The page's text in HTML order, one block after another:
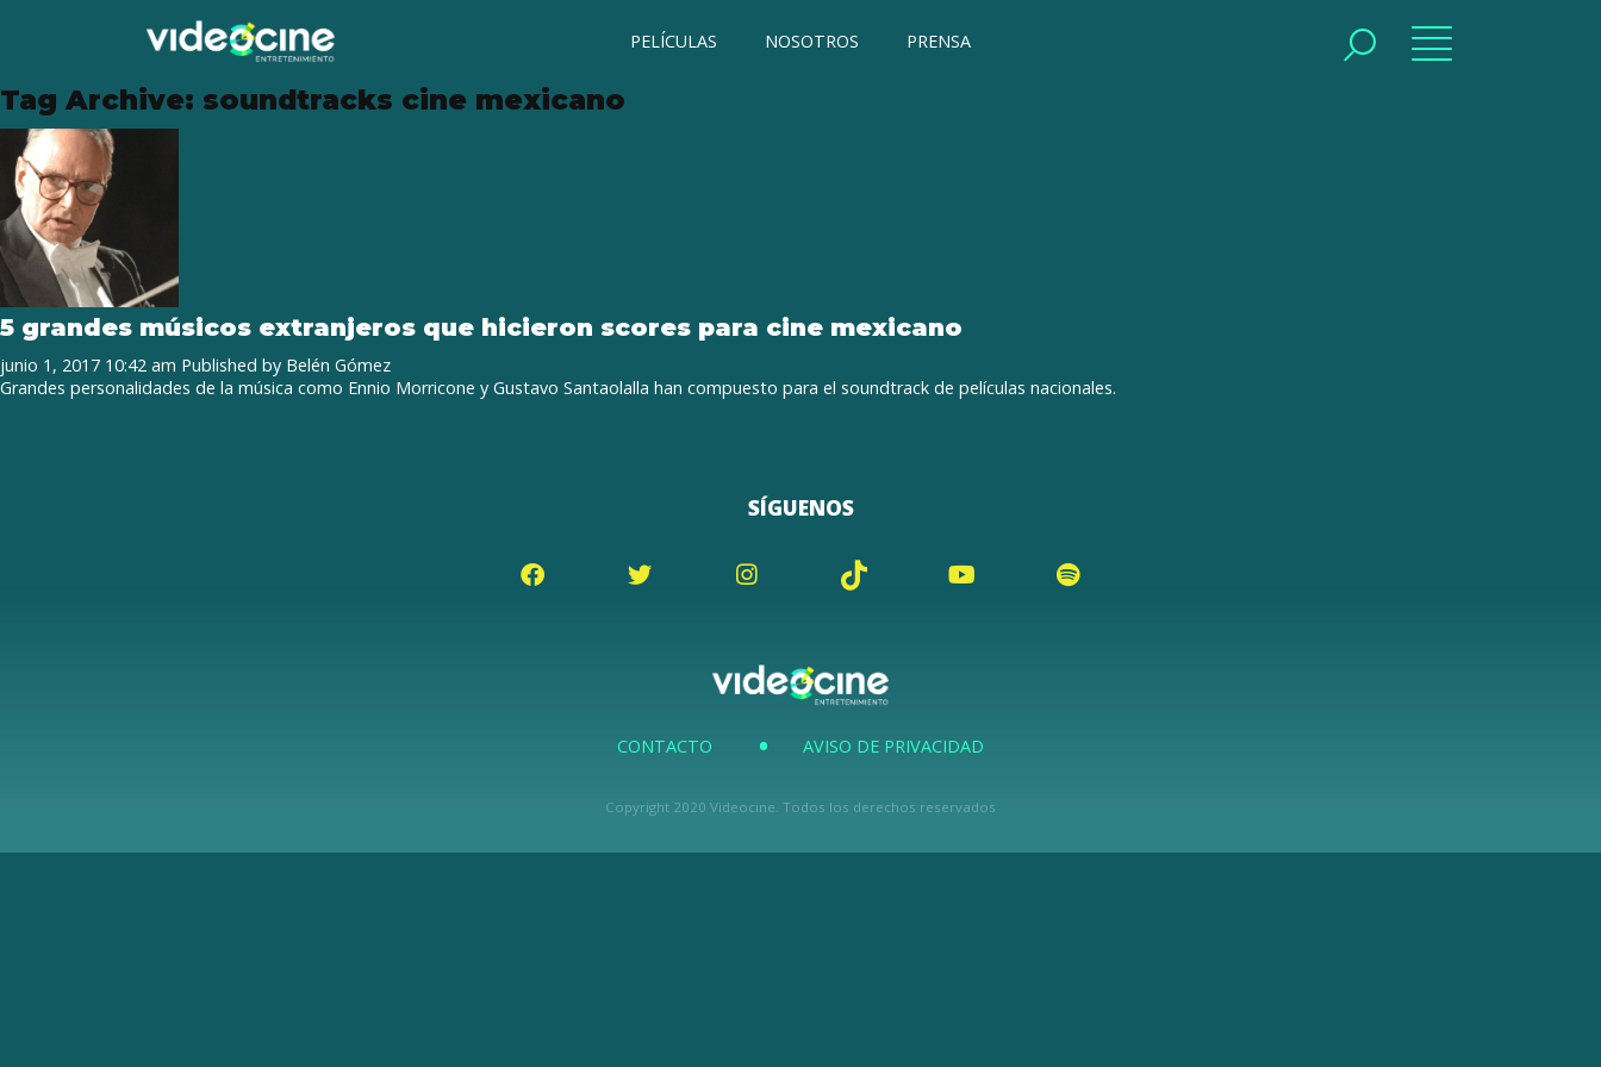
PELÍCULAS NOSOTROS PRENSA
Tag Archive: soundtracks cine mexicano
5 grandes músicos extranjeros que hicieron scores para cine mexicano
junio 1, 2017 10:42 am Published by Belén Gómez
Grandes personalidades de la música como Ennio Morricone y Gustavo Santaolalla han compuesto para el soundtrack de películas nacionales.
SÍGUENOS
CONTACTO AVISO DE PRIVACIDAD
Copyright 2020 Videocine. Todos los derechos reservados